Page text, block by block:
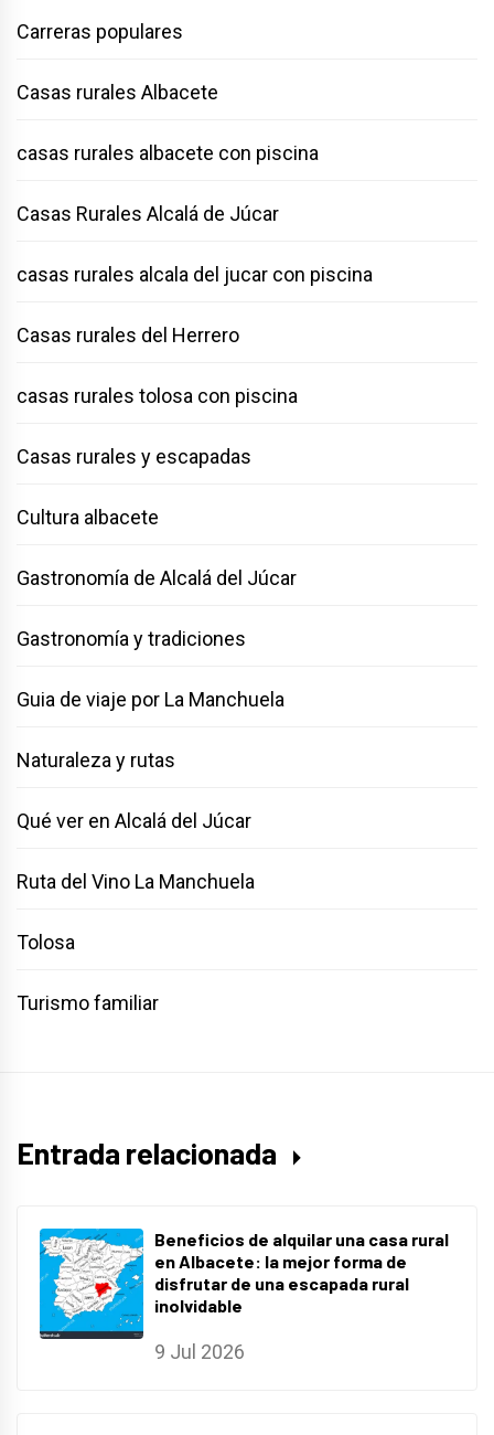
Carreras populares
Casas rurales Albacete
casas rurales albacete con piscina
Casas Rurales Alcalá de Júcar
casas rurales alcala del jucar con piscina
Casas rurales del Herrero
casas rurales tolosa con piscina
Casas rurales y escapadas
Cultura albacete
Gastronomía de Alcalá del Júcar
Gastronomía y tradiciones
Guia de viaje por La Manchuela
Naturaleza y rutas
Qué ver en Alcalá del Júcar
Ruta del Vino La Manchuela
Tolosa
Turismo familiar
Entrada relacionada
Beneficios de alquilar una casa rural
en Albacete: la mejor forma de
disfrutar de una escapada rural
inolvidable
9 Jul 2026